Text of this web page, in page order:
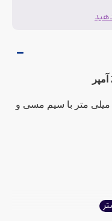
سلف دمبلی یا بشکه ای سایز 12 در 9 میلی متر با سیم مسی و